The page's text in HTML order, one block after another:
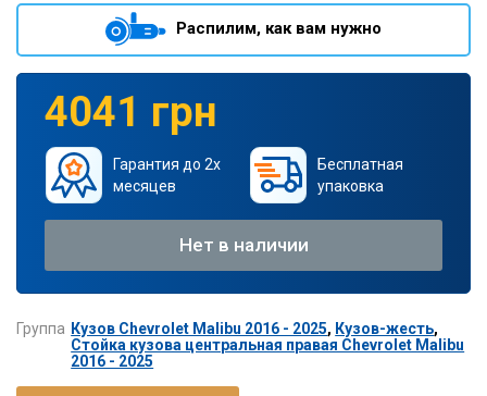
Распилим, как вам нужно
4041 грн
Гарантия до 2х
месяцев
Бесплатная
упаковка
Нет в наличии
Группа Кузов Chevrolet Malibu 2016 - 2025, Кузов-жесть,
Стойка кузова центральная правая Chevrolet Malibu
2016 - 2025